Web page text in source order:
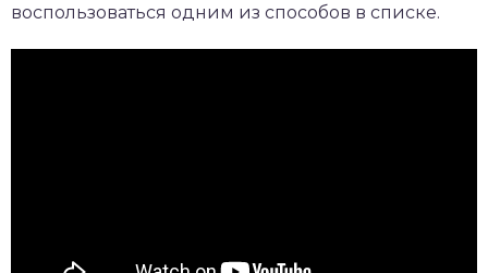
воспользоваться одним из способов в списке.